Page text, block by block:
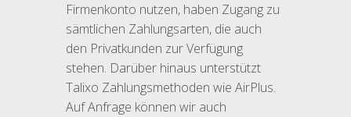
Firmenkonto nutzen, haben Zugang zu
sämtlichen Zahlungsarten, die auch
den Privatkunden zur Verfügung
stehen. Darüber hinaus unterstützt
Talixo Zahlungsmethoden wie AirPlus.
Auf Anfrage können wir auch